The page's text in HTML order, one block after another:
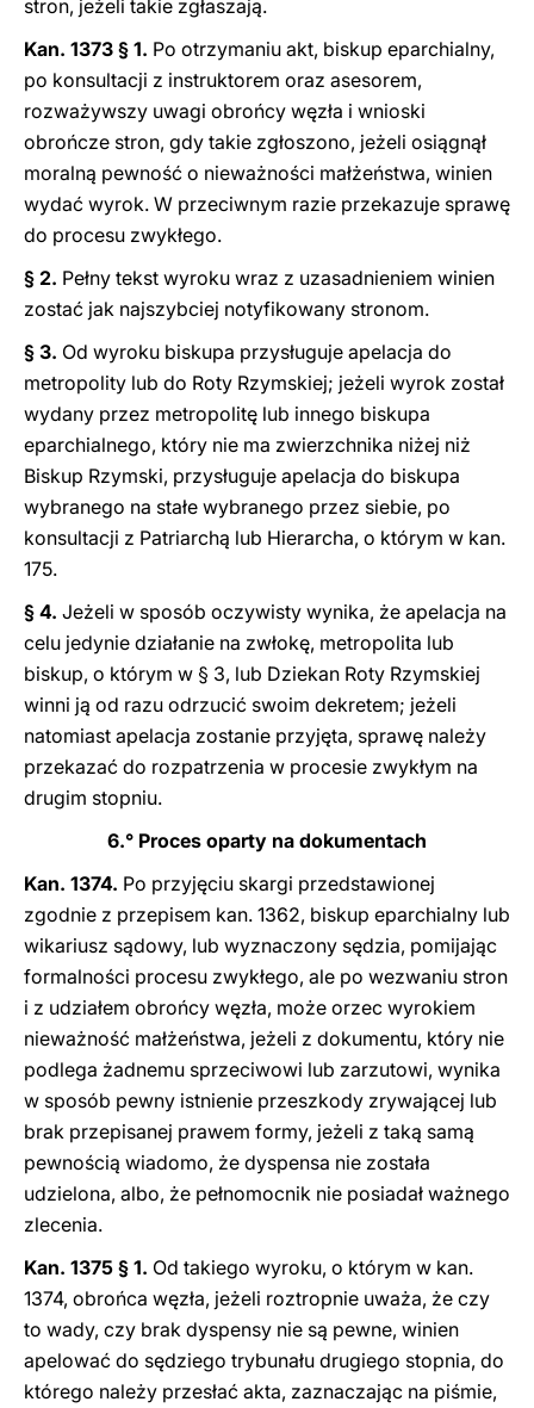
stron, jeżeli takie zgłaszają.
Kan. 1373 § 1. Po otrzymaniu akt, biskup eparchialny,
po konsultacji z instruktorem oraz asesorem,
rozważywszy uwagi obrońcy węzła i wnioski
obrończe stron, gdy takie zgłoszono, jeżeli osiągnął
moralną pewność o nieważności małżeństwa, winien
wydać wyrok. W przeciwnym razie przekazuje sprawę
do procesu zwykłego.
§ 2. Pełny tekst wyroku wraz z uzasadnieniem winien
zostać jak najszybciej notyfikowany stronom.
§ 3. Od wyroku biskupa przysługuje apelacja do
metropolity lub do Roty Rzymskiej; jeżeli wyrok został
wydany przez metropolitę lub innego biskupa
eparchialnego, który nie ma zwierzchnika niżej niż
Biskup Rzymski, przysługuje apelacja do biskupa
wybranego na stałe wybranego przez siebie, po
konsultacji z Patriarchą lub Hierarcha, o którym w kan.
175.
§ 4. Jeżeli w sposób oczywisty wynika, że apelacja na
celu jedynie działanie na zwłokę, metropolita lub
biskup, o którym w § 3, lub Dziekan Roty Rzymskiej
winni ją od razu odrzucić swoim dekretem; jeżeli
natomiast apelacja zostanie przyjęta, sprawę należy
przekazać do rozpatrzenia w procesie zwykłym na
drugim stopniu.
6.° Proces oparty na dokumentach
Kan. 1374. Po przyjęciu skargi przedstawionej
zgodnie z przepisem kan. 1362, biskup eparchialny lub
wikariusz sądowy, lub wyznaczony sędzia, pomijając
formalności procesu zwykłego, ale po wezwaniu stron
i z udziałem obrońcy węzła, może orzec wyrokiem
nieważność małżeństwa, jeżeli z dokumentu, który nie
podlega żadnemu sprzeciwowi lub zarzutowi, wynika
w sposób pewny istnienie przeszkody zrywającej lub
brak przepisanej prawem formy, jeżeli z taką samą
pewnością wiadomo, że dyspensa nie została
udzielona, albo, że pełnomocnik nie posiadał ważnego
zlecenia.
Kan. 1375 § 1. Od takiego wyroku, o którym w kan.
1374, obrońca węzła, jeżeli roztropnie uważa, że czy
to wady, czy brak dyspensy nie są pewne, winien
apelować do sędziego trybunału drugiego stopnia, do
którego należy przesłać akta, zaznaczając na piśmie,